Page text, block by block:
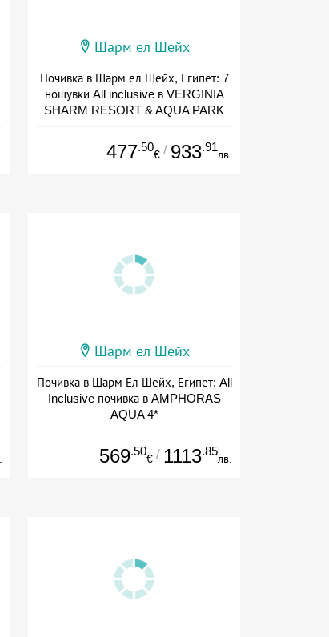
Шарм ел Шейх
Почивка в Шарм ел Шейх, Египет: 7
нощувки All inclusive в VERGINIA
SHARM RESORT & AQUA PARK
477.50
€ / 933.91
лв.
Шарм ел Шейх
Почивка в Шарм Ел Шейх, Египет: All
Inclusive почивка в AMPHORAS
AQUA 4*
569.50
€ / 1113.85
лв.